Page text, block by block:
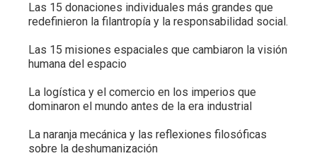
Las 15 donaciones individuales más grandes que
redefinieron la filantropía y la responsabilidad social.
Las 15 misiones espaciales que cambiaron la visión
humana del espacio
La logística y el comercio en los imperios que
dominaron el mundo antes de la era industrial
La naranja mecánica y las reflexiones filosóficas
sobre la deshumanización